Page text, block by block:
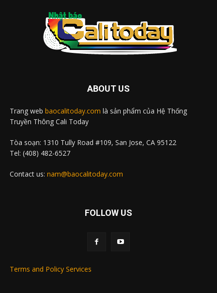
ABOUT US
Trang web baocalitoday.com là sản phẩm của Hệ Thống
Truyền Thông Cali Today
Tòa soạn: 1310 Tully Road #109, San Jose, CA 95122
Tel: (408) 482-6527
Contact us: nam@baocalitoday.com
FOLLOW US
Terms and Policy Services